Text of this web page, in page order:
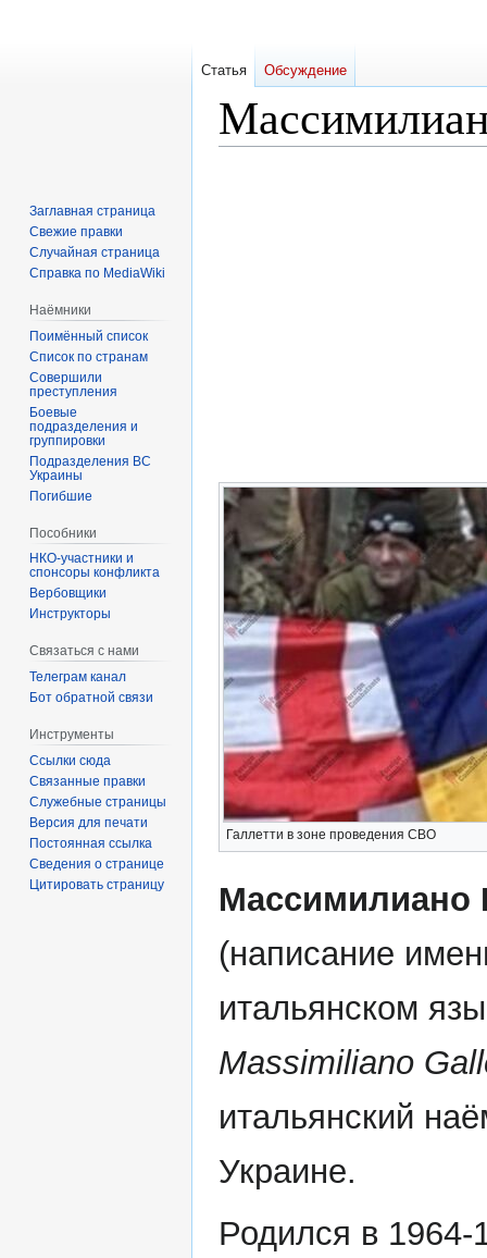
Галлетти в зоне проведения СВО
Массимилиано
(написание
итальянском
Massimiliano
итальянский
Украине.
Родился в 1964-
Статья Обсуждение
Заглавная страница
Свежие правки
Случайная страница
Справка по MediaWiki
Наёмники
Поимённый список
Список по странам
Совершили
преступления
Боевые
подразделения и
группировки
Подразделения ВС
Украины
Погибшие
Пособники
спонсоры конфликта
‏‎Вербовщики
Инструкторы
Связаться с нами
Телеграм канал
Бот обратной связи
Инструменты
Ссылки сюда
Связанные правки
Служебные страницы
Версия для печати
Постоянная ссылка
Сведения о странице
Цитировать страницу